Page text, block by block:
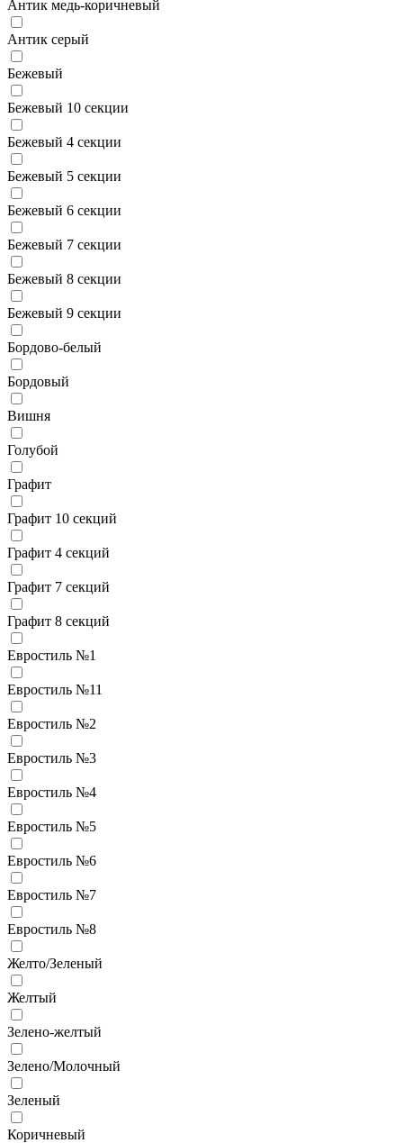
Антик медь-коричневый
Антик серый
Бежевый
Бежевый 10 секции
Бежевый 4 секции
Бежевый 5 секции
Бежевый 6 секции
Бежевый 7 секции
Бежевый 8 секции
Бежевый 9 секции
Бордово-белый
Бордовый
Вишня
Голубой
Графит
Графит 10 секций
Графит 4 секций
Графит 7 секций
Графит 8 секций
Евростиль №1
Евростиль №11
Евростиль №2
Евростиль №3
Евростиль №4
Евростиль №5
Евростиль №6
Евростиль №7
Евростиль №8
Желто/Зеленый
Желтый
Зелено-желтый
Зелено/Молочный
Зеленый
Коричневый